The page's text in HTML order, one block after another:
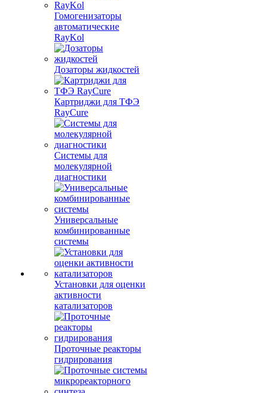
Гомогенизаторы
автоматические
RayKol
Дозаторы жидкостей
Картриджи для ТФЭ
RayCure
Системы для
молекулярной
диагностики
Универсальные
комбинированные
системы
Установки для оценки
активности
катализаторов
Проточные реакторы
гидрирования